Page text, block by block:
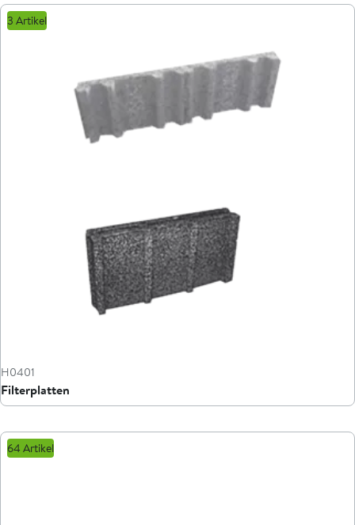
3 Artikel
H0401
Filterplatten
64 Artikel